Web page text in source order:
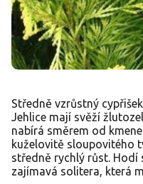
Středně vzrůstný
Jehlice mají svěží
nabírá směrem od
kuželovitě sloupovitého
středně rychlý růst. Hodí
zajímavá solitera, která